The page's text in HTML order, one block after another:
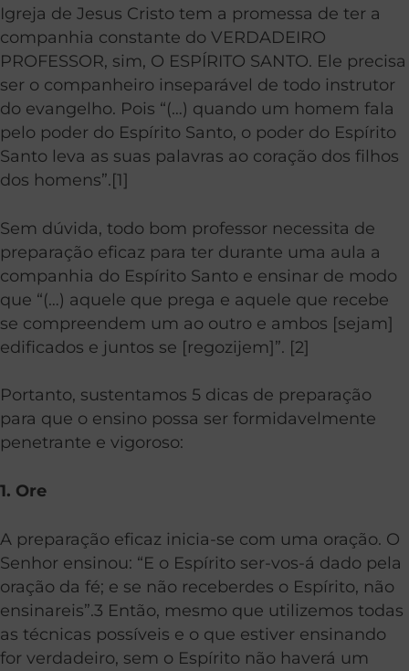
Igreja de Jesus Cristo tem a promessa de ter a
companhia constante do VERDADEIRO
PROFESSOR, sim, O ESPÍRITO SANTO. Ele precisa
ser o companheiro inseparável de todo instrutor
do evangelho. Pois “(…) quando um homem fala
pelo poder do Espírito Santo, o poder do Espírito
Santo leva as suas palavras ao coração dos filhos
dos homens”.[1]
Sem dúvida, todo bom professor necessita de
preparação eficaz para ter durante uma aula a
companhia do Espírito Santo e ensinar de modo
que “(…) aquele que prega e aquele que recebe
se compreendem um ao outro e ambos [sejam]
edificados e juntos se [regozijem]”. [2]
Portanto, sustentamos 5 dicas de preparação
para que o ensino possa ser formidavelmente
penetrante e vigoroso:
1. Ore
A preparação eficaz inicia-se com uma oração. O
Senhor ensinou: “E o Espírito ser-vos-á dado pela
oração da fé; e se não receberdes o Espírito, não
ensinareis”.3 Então, mesmo que utilizemos todas
as técnicas possíveis e o que estiver ensinando
for verdadeiro, sem o Espírito não haverá um